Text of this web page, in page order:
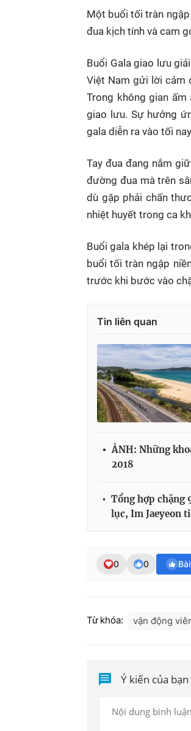
Một buổi tối tràn
đua kịch tính và cam
Buổi Gala giao lưu
Việt Nam gửi lời cảm
Trong không gian
giao lưu. Sự hưởng
gala diễn ra vào tối
Tay đua đang nắm
đường đua mà trên
dù gặp phải chấn
nhiệt huyết trong ca
Buổi gala khép lại
buổi tối tràn ngập
trước khi bước vào
Tin liên quan
ẢNH: Những
2018
Tổng hợp chặng
lục, Im Jaeyeon
0 0
Từ khóa: vận động
Ý kiến của bạn